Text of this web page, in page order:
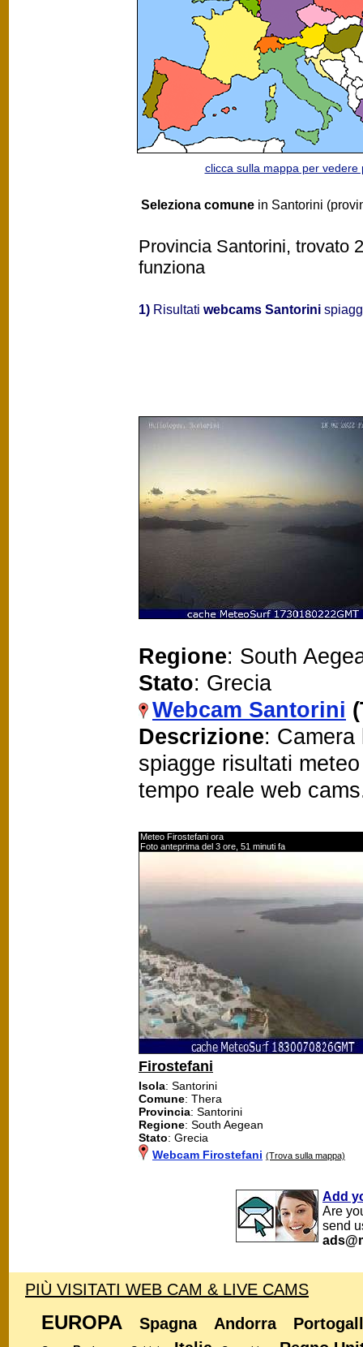
clicca sulla mappa per vedere
Seleziona comune in Santorini
Provincia Santorini, trovato
funziona
1) Risultati webcams Santorini
Regione: South
Stato: Grecia
Webcam Santorini
Descrizione:
spiagge risultati
tempo reale web
Meteo Firostefani ora
Foto anteprima del 3 ore, 51 minuti fa
Firostefani
Isola: Santorini
Comune: Thera
Provincia: Santorini
Regione: South Aegean
Stato: Grecia
Webcam Firostefani (Trova sulla mappa)
Add
Are
send
PIÙ VISITATI WEB CAM & LIVE CAMS
EUROPA Spagna Andorra